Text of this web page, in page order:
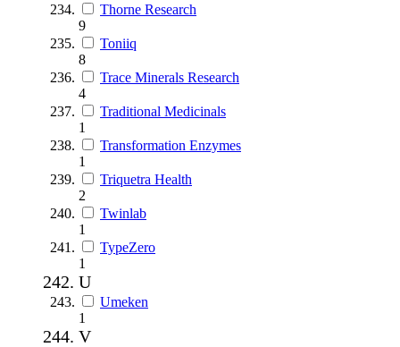
Thorne Research
9
Toniiq
8
Trace Minerals Research
4
Traditional Medicinals
1
Transformation Enzymes
1
Triquetra Health
2
Twinlab
1
TypeZero
1
U
Umeken
1
V